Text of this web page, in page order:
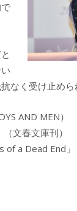
なく受け止めら
AND MEN
（文春文庫刊
a Dead End